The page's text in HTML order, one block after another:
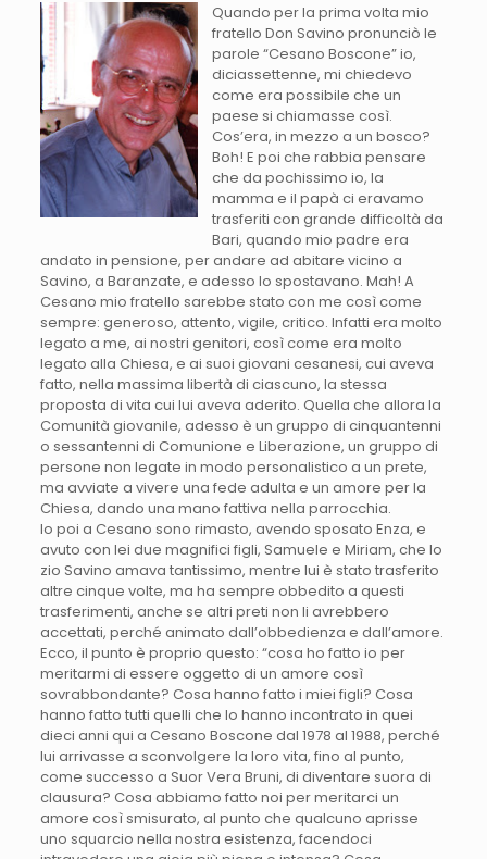
Quando per la prima volta mio
fratello Don Savino pronunciò le
parole “Cesano Boscone” io,
diciassettenne, mi chiedevo
come era possibile che un
paese si chiamasse così.
Cos’era, in mezzo a un bosco?
Boh! E poi che rabbia pensare
che da pochissimo io, la
mamma e il papà ci eravamo
trasferiti con grande difficoltà da
Bari, quando mio padre era
andato in pensione, per andare ad abitare vicino a
Savino, a Baranzate, e adesso lo spostavano. Mah! A
Cesano mio fratello sarebbe stato con me così come
sempre: generoso, attento, vigile, critico. Infatti era molto
legato a me, ai nostri genitori, così come era molto
legato alla Chiesa, e ai suoi giovani cesanesi, cui aveva
fatto, nella massima libertà di ciascuno, la stessa
proposta di vita cui lui aveva aderito. Quella che allora la
Comunità giovanile, adesso è un gruppo di cinquantenni
o sessantenni di Comunione e Liberazione, un gruppo di
persone non legate in modo personalistico a un prete,
ma avviate a vivere una fede adulta e un amore per la
Chiesa, dando una mano fattiva nella parrocchia.
Io poi a Cesano sono rimasto, avendo sposato Enza, e
avuto con lei due magnifici figli, Samuele e Miriam, che lo
zio Savino amava tantissimo, mentre lui è stato trasferito
altre cinque volte, ma ha sempre obbedito a questi
trasferimenti, anche se altri preti non li avrebbero
accettati, perché animato dall’obbedienza e dall’amore.
Ecco, il punto è proprio questo: “cosa ho fatto io per
meritarmi di essere oggetto di un amore così
sovrabbondante? Cosa hanno fatto i miei figli? Cosa
hanno fatto tutti quelli che lo hanno incontrato in quei
dieci anni qui a Cesano Boscone dal 1978 al 1988, perché
lui arrivasse a sconvolgere la loro vita, fino al punto,
come successo a Suor Vera Bruni, di diventare suora di
clausura? Cosa abbiamo fatto noi per meritarci un
amore così smisurato, al punto che qualcuno aprisse
uno squarcio nella nostra esistenza, facendoci